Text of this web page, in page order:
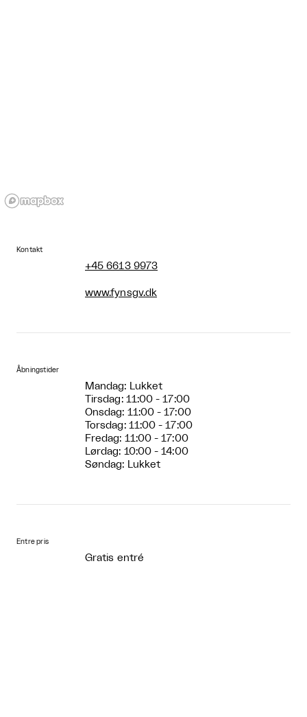
Kontakt
+45 6613 9973
www.fynsgv.dk
Åbningstider
Mandag: Lukket
Tirsdag: 11:00 - 17:00
Onsdag: 11:00 - 17:00
Torsdag: 11:00 - 17:00
Fredag: 11:00 - 17:00
Lørdag: 10:00 - 14:00
Søndag: Lukket
Entre pris
Gratis entré